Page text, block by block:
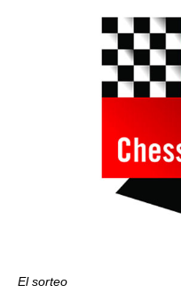
El sorteo